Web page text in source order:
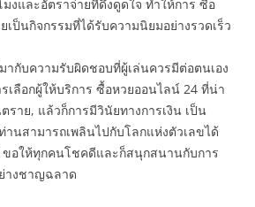
งและอัตราจ่ายที่ดึงดูดใจ ทำให้การ ซื้อ
ป็นกิจกรรมที่ได้รับความนิยมอย่างรวดเร็ว
กับความรับผิดชอบที่ผู้เล่นควรมีต่อตนเอง
เลือกผู้ให้บริการ ซื้อหวยออนไลน์ 24 ที่น่า
ราย, แล้วก็การมีวินัยทางการเงิน เป็น
นสามารถเพลินไปกับโลกแห่งตัวเลขได้
ขอให้ทุกคนโชคดีและก็สนุกสนานกับการ
างชาญฉลาด